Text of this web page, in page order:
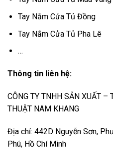
Tay Nắm Cửa Tủ Đồng
Tay Nắm Cửa Tủ Pha Lê
…
Thông tin liên hệ:
CÔNG TY TNHH SẢN XUẤT
THUẬT NAM KHANG
Địa chỉ: 442D Nguyễn Sơn,
Phú, Hồ Chí Minh